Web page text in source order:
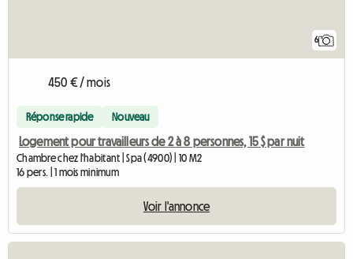
6
450 € / mois
Réponse rapide Nouveau
Logement pour travailleurs de 2 à 8 personnes, 15 $ par nuit
Chambre chez l'habitant | Spa (4900) | 10 M2
16 pers. | 1 mois minimum
Voir l'annonce